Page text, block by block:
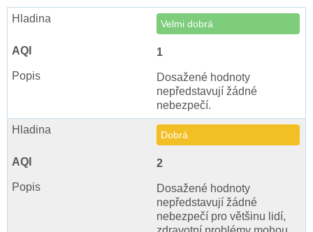
Velmi dobrá
1
Dosažené hodnoty
nepředstavují žádné
nebezpečí.
Dobrá
2
Dosažené hodnoty
nepředstavují žádné
nebezpečí pro většinu lidí,